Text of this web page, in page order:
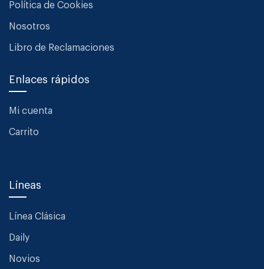
Política de Cookies
Nosotros
Libro de Reclamaciones
Enlaces rápidos
Mi cuenta
Carrito
Líneas
Línea Clásica
Daily
Novios